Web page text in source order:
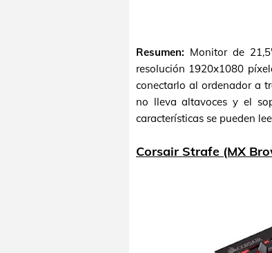
Resumen: Monitor de
resolución 1920x1080
conectarlo al ordenador a
no lleva altavoces y el
características se pueden
Corsair Strafe (MX